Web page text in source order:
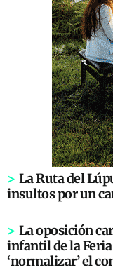
> La Ruta del
insultos por un
> La oposición
infantil de la
‘normalizar’ el